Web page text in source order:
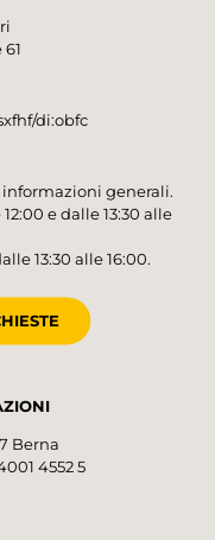
di:obfc
generali.
e dalle 13:30 alle
13:30 alle 16:00.
Berna
4552 5